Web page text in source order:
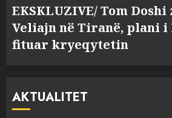
EKSKLUZIVE/ Tom Doshi
Veliajn në Tiranë, plani i
fituar kryeqytetin
AKTUALITET